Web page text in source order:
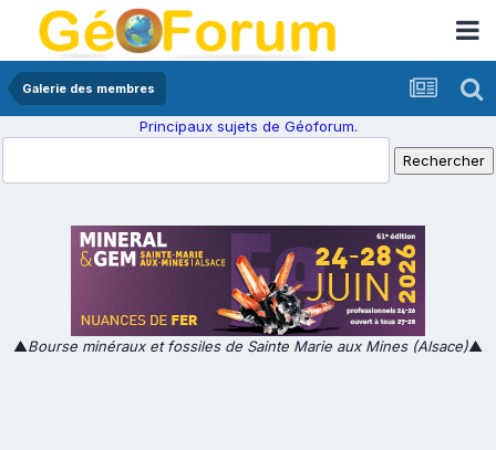
Galerie des membres
Principaux sujets de Géoforum.
▲Bourse minéraux et fossiles de Sainte Marie aux Mines (Alsace)▲